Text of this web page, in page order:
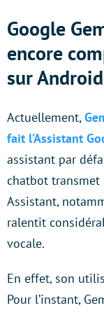
Google
encore
sur Android
Actuellement,
fait l’Assistant
assistant par
chatbot transmet
Assistant,
ralentit
vocale.
En effet, son
Pour l’instant,